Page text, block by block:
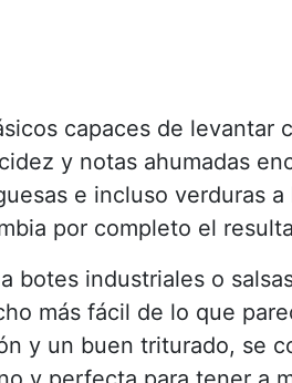
capaces de levantar
y notas ahumadas
e incluso verduras a
por completo el
botes industriales o
más fácil de lo que
y un buen triturado, se